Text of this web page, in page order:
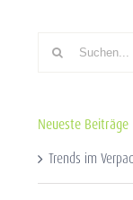
Suche
Neueste Beiträge
Trends im